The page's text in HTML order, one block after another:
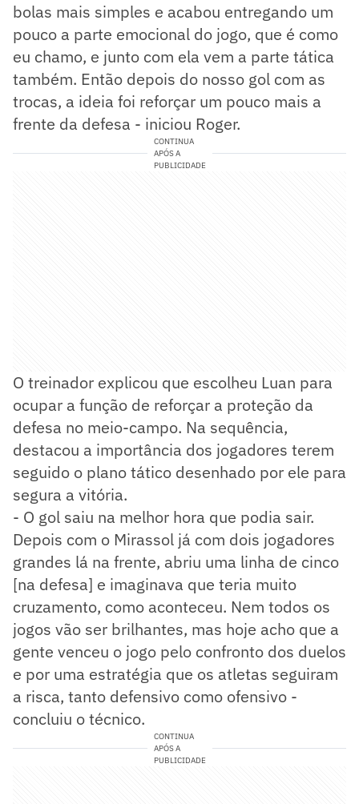
bolas mais simples e acabou entregando um
pouco a parte emocional do jogo, que é como
eu chamo, e junto com ela vem a parte tática
também. Então depois do nosso gol com as
trocas, a ideia foi reforçar um pouco mais a
frente da defesa - iniciou Roger.
CONTINUA
APÓS A
PUBLICIDADE
O treinador explicou que escolheu Luan para
ocupar a função de reforçar a proteção da
defesa no meio-campo. Na sequência,
destacou a importância dos jogadores terem
seguido o plano tático desenhado por ele para
segura a vitória.
- O gol saiu na melhor hora que podia sair.
Depois com o Mirassol já com dois jogadores
grandes lá na frente, abriu uma linha de cinco
[na defesa] e imaginava que teria muito
cruzamento, como aconteceu. Nem todos os
jogos vão ser brilhantes, mas hoje acho que a
gente venceu o jogo pelo confronto dos duelos
e por uma estratégia que os atletas seguiram
a risca, tanto defensivo como ofensivo -
concluiu o técnico.
CONTINUA
APÓS A
PUBLICIDADE